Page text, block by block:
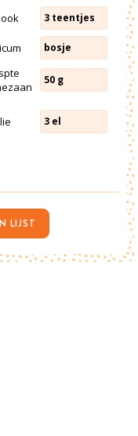
3 teentjes
bosje
50 g
3 el
LIJST